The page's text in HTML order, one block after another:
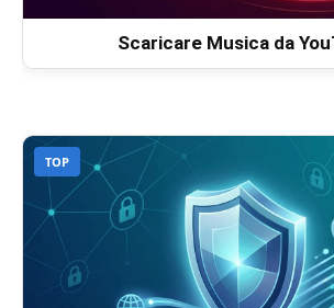
Scaricare Musica da
TOP